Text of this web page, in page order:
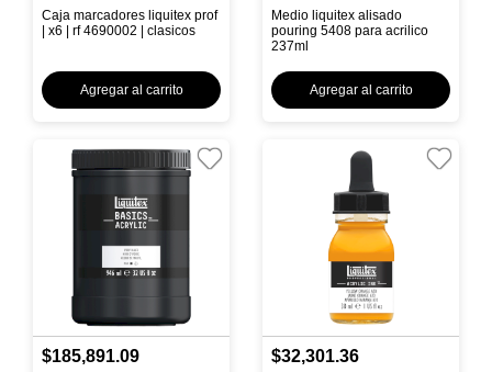
Caja marcadores liquitex prof
| x6 | rf 4690002 | clasicos
Agregar al carrito
Medio liquitex alisado
pouring 5408 para acrilico
237ml
Agregar al carrito
$185,891.09 $32,301.36